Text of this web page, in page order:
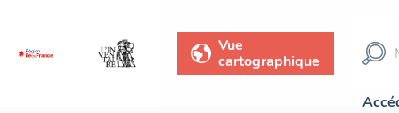
Vue
cartographique